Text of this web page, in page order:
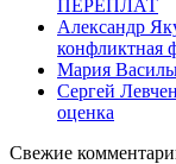
ПЕРЕПЛАТ
Александр
конфликтная
Мария
Сергей
оценка
Свежие